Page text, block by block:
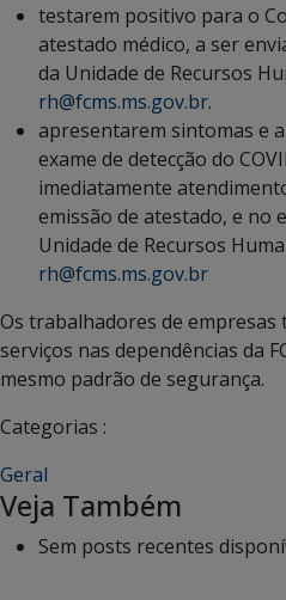
testarem positivo para o
atestado médico, a ser
da Unidade de Recursos
rh@fcms.ms.gov.br.
apresentarem sintomas e
exame de detecção do
imediatamente
emissão de atestado, e no
Unidade de Recursos
rh@fcms.ms.gov.br
Os trabalhadores de
serviços nas dependências da
mesmo padrão de segurança.
Categorias :
Geral
Veja Também
Sem posts recentes